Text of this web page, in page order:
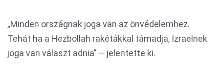
„Minden országnak joga van az önvédelemhez.
Tehát ha a Hezbollah rakétákkal támadja, Izraelnek
joga van választ adnia" – jelentette ki.